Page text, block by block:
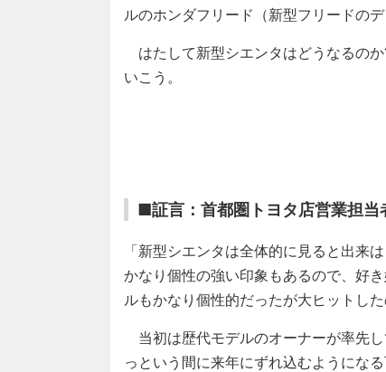
ルのホンダフリード（新型フリードの
はたして新型シエンタはどうなるの
いこう。
■証言：首都圏トヨタ店営業担当
「新型シエンタは全体的に見ると出来
かなり個性の強い印象もあるので、好
ルもかなり個性的だったが大ヒットし
当初は歴代モデルのオーナーが率先
っという間に来年にずれ込むようにな